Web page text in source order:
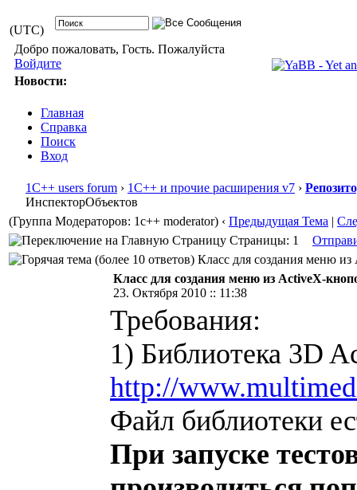
(UTC)
Добро пожаловать, Гость. Пожалуйста
Войдите
Новости:
Главная
Справка
Поиск
Вход
1С++ users forum › 1С++ и прочие расширения v7 ›
ИнспекторОбъектов
(Группа Модераторов: 1c++ moderator) ‹ Предыдущая Тема |
Страницы: 1
Класс для создания меню
Класс для создания меню из ActiveX-
23. Октября 2010 :: 11:38
Требования:
1) Библиотека 3D
http://
Файл библиотеки
При запуске